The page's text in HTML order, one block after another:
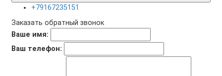
+79167235151
Заказать обратный звонок
Ваше имя:
Ваш телефон: